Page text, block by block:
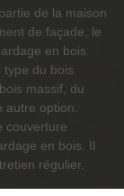
de la maison
de façade, le
en bois
type du bois
massif, du
autre option.
couverture
en bois. Il
régulier.